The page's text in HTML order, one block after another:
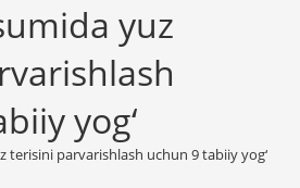
yuz
yog‘
terisini parvarishlash uchun 9 tabiiy yog‘